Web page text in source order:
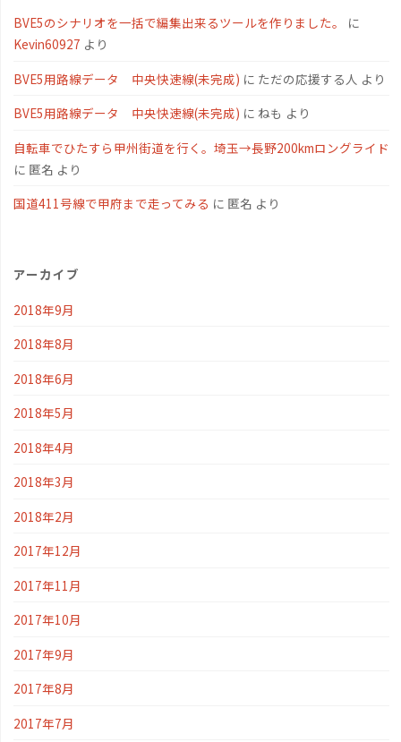
BVE5のシナリオを一括で編集出来るツールを作りました。
に
Kevin60927 より
BVE5用路線データ 中央快速線(未完成) に ただの応援する人 より
BVE5用路線データ 中央快速線(未完成) に ねも より
自転車でひたすら甲州街道を行く。埼玉→長野200kmロングライド
に 匿名 より
国道411号線で甲府まで走ってみる に 匿名 より
アーカイブ
2018年9月
2018年8月
2018年6月
2018年5月
2018年4月
2018年3月
2018年2月
2017年12月
2017年11月
2017年10月
2017年9月
2017年8月
2017年7月